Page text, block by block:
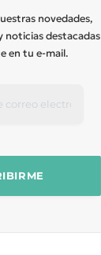
novedades,
noticias destacadas
en tu e-mail.